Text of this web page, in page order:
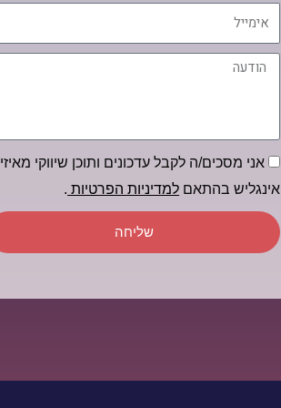
הודעה
הסכמה
אני מסכים/ה לקבל עדכונים ותוכן שיווקי מאיזי
אינגליש בהתאם למדיניות הפרטיות .
שליחה